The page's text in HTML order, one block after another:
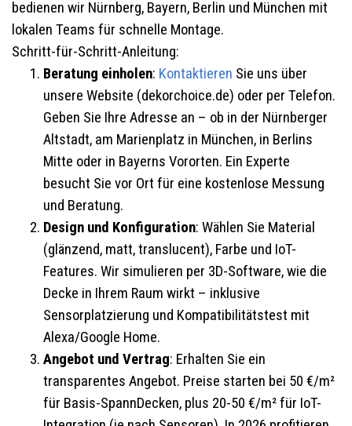
bedienen wir Nürnberg, Bayern, Berlin und München mit
lokalen Teams für schnelle Montage.
Schritt-für-Schritt-Anleitung:
Beratung einholen: Kontaktieren Sie uns über
unsere Website (dekorchoice.de) oder per Telefon.
Geben Sie Ihre Adresse an – ob in der Nürnberger
Altstadt, am Marienplatz in München, in Berlins
Mitte oder in Bayerns Vororten. Ein Experte
besucht Sie vor Ort für eine kostenlose Messung
und Beratung.
Design und Konfiguration: Wählen Sie Material
(glänzend, matt, translucent), Farbe und IoT-
Features. Wir simulieren per 3D-Software, wie die
Decke in Ihrem Raum wirkt – inklusive
Sensorplatzierung und Kompatibilitätstest mit
Alexa/Google Home.
Angebot und Vertrag: Erhalten Sie ein
transparentes Angebot. Preise starten bei 50 €/m²
für Basis-SpannDecken, plus 20-50 €/m² für IoT-